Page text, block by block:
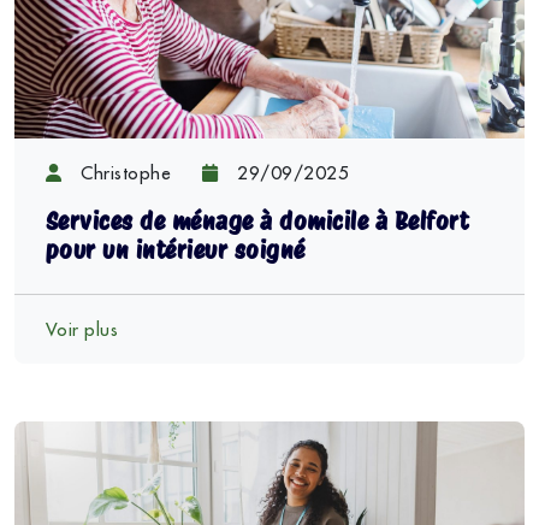
Christophe 29/09/2025
Services de ménage à domicile à Belfort
pour un intérieur soigné
Voir plus